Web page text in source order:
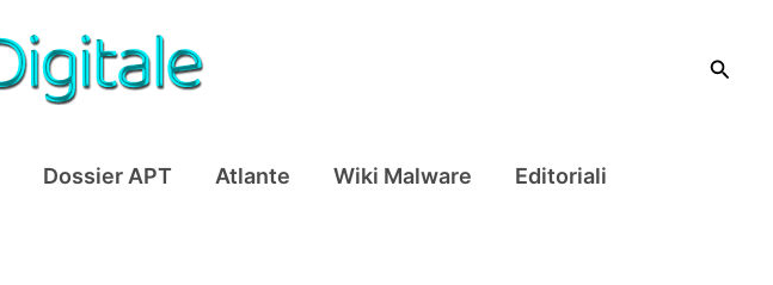
Cerca
Dossier APT Atlante Wiki Malware Editoriali